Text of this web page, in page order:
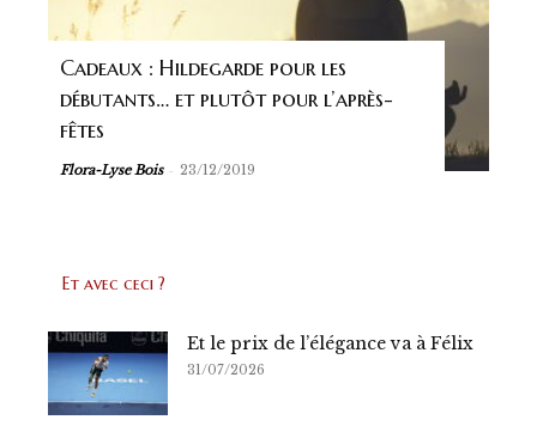
Cadeaux : Hildegarde pour les
débutants… et plutôt pour l’après-
fêtes
Flora-Lyse Bois - 23/12/2019
Et avec ceci ?
Et le prix de l’élégance va à Félix
31/07/2026